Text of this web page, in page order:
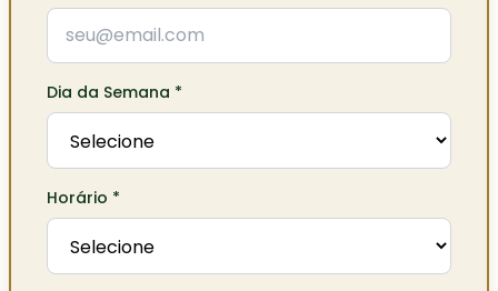
Dia da Semana *
Horário *